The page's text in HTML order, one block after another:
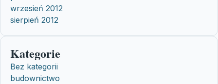
wrzesień 2012
sierpień 2012
Kategorie
Bez kategorii
budownictwo